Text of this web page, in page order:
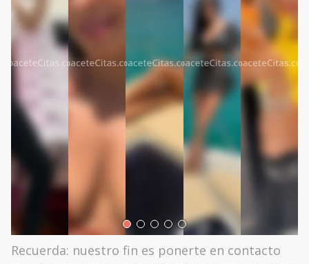
Recuerda: nuestro fin es ponerte en contacto